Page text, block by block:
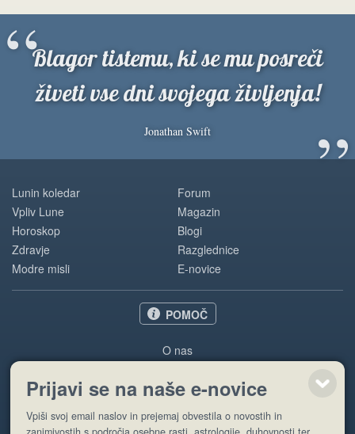
Blagor tistemu, ki se mu posreči
živeti vse dni svojega življenja!
Jonathan Swift ”
“
Lunin koledar
Vpliv Lune
Horoskop
Zdravje
Modre misli
Forum
Magazin
Blogi
Razglednice
E-novice
POMOČ
O nas
Pogoji uporabe
Prijavi se na naše e-novice
Vpiši svoj email naslov in prejemaj obvestila o novostih in